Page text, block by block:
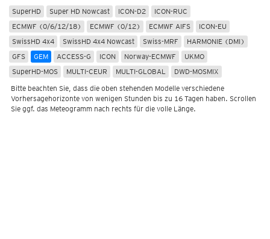
SuperHD Super HD Nowcast ICON-D2
ICON-RUC
ECMWF (0/6/12/18)
ECMWF (0/12) ECMWF AIFS
ICON-EU
SwissHD 4x4
SwissHD 4x4 Nowcast Swiss-MRF
HARMONIE (DMI)
GFS
GEM ACCESS-G ICON Norway-ECMWF
UKMO
SuperHD-MOS
MULTI-CEUR MULTI-GLOBAL DWD-MOSMIX
Bitte beachten Sie, dass die oben stehenden Modelle verschiedene
Vorhersagehorizonte von wenigen Stunden bis zu 16 Tagen haben. Scrollen
Sie ggf. das Meteogramm nach rechts für die volle Länge.